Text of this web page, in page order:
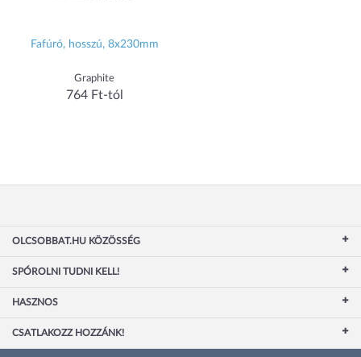
Fafúró, hosszú, 8x230mm
Graphite
764 Ft-tól
OLCSOBBAT.HU KÖZÖSSÉG
SPÓROLNI TUDNI KELL!
HASZNOS
CSATLAKOZZ HOZZÁNK!